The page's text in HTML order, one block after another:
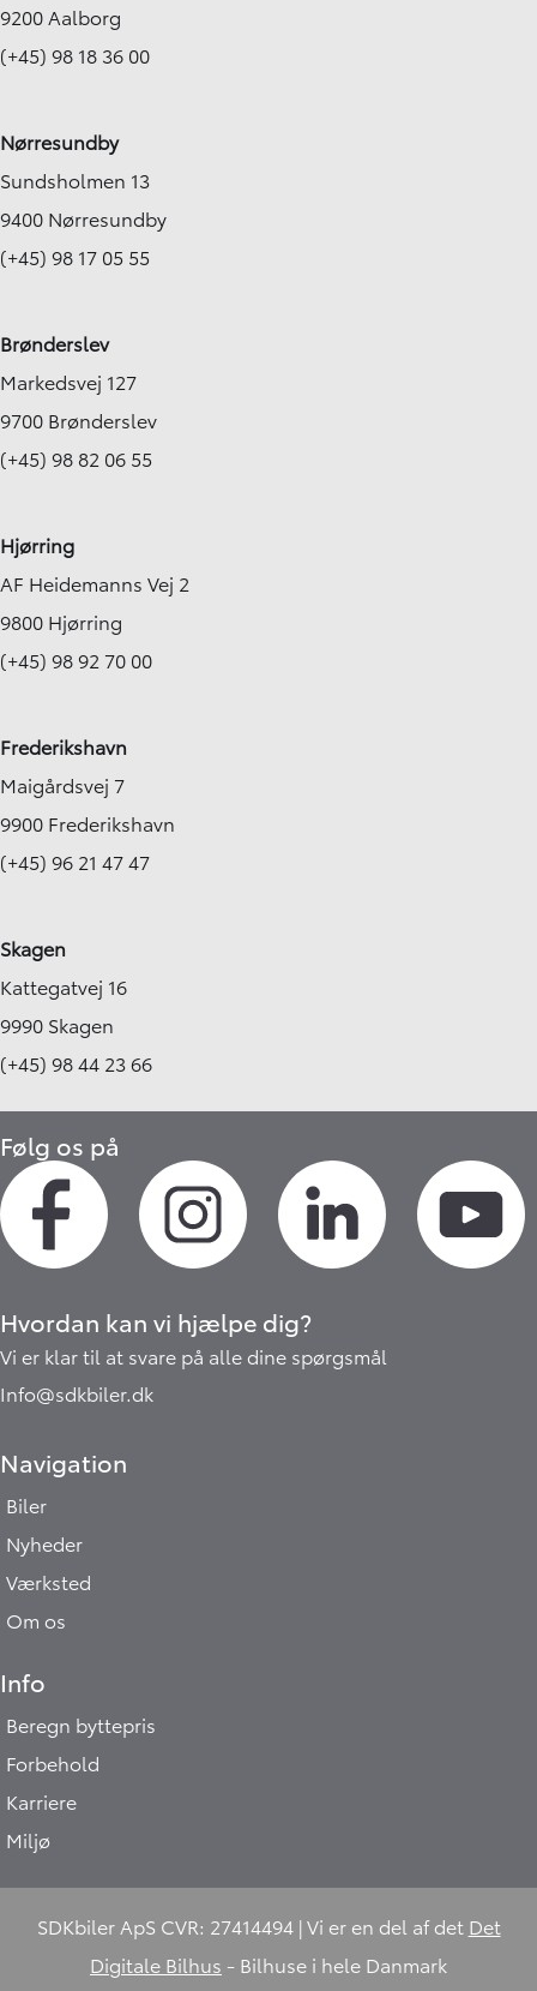
9200 Aalborg
(+45) 98 18 36 00
Nørresundby
Sundsholmen 13
9400 Nørresundby
(+45) 98 17 05 55
Brønderslev
Markedsvej 127
9700 Brønderslev
(+45) 98 82 06 55
Hjørring
AF Heidemanns Vej 2
9800 Hjørring
(+45) 98 92 70 00
Frederikshavn
Maigårdsvej 7
9900 Frederikshavn
(+45) 96 21 47 47
Skagen
Kattegatvej 16
9990 Skagen
(+45) 98 44 23 66
Følg os på
Hvordan kan vi hjælpe dig?
Vi er klar til at svare på alle dine spørgsmål
Info@sdkbiler.dk
Navigation
Biler
Nyheder
Værksted
Om os
Info
Beregn byttepris
Forbehold
Karriere
Miljø
SDKbiler ApS CVR: 27414494 | Vi er en del af det Det
Digitale Bilhus - Bilhuse i hele Danmark